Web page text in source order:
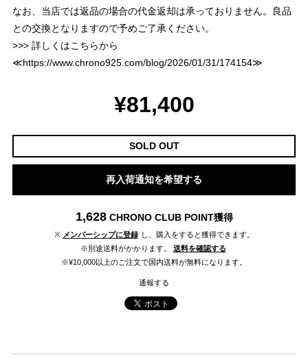
なお、当店では返品の場合の代金返却は承っておりません。良品
との交換となりますので予めご了承ください。
>>> 詳しくはこちらから
≪https://www.chrono925.com/blog/2026/01/31/174154≫
¥81,400
SOLD OUT
再入荷通知を希望する
1,628 CHRONO CLUB POINT獲得
※ メンバーシップに登録 し、購入をすると獲得できます。
※別途送料がかかります。
送料を確認する
※¥10,000以上のご注文で国内送料が無料になります。
通報する